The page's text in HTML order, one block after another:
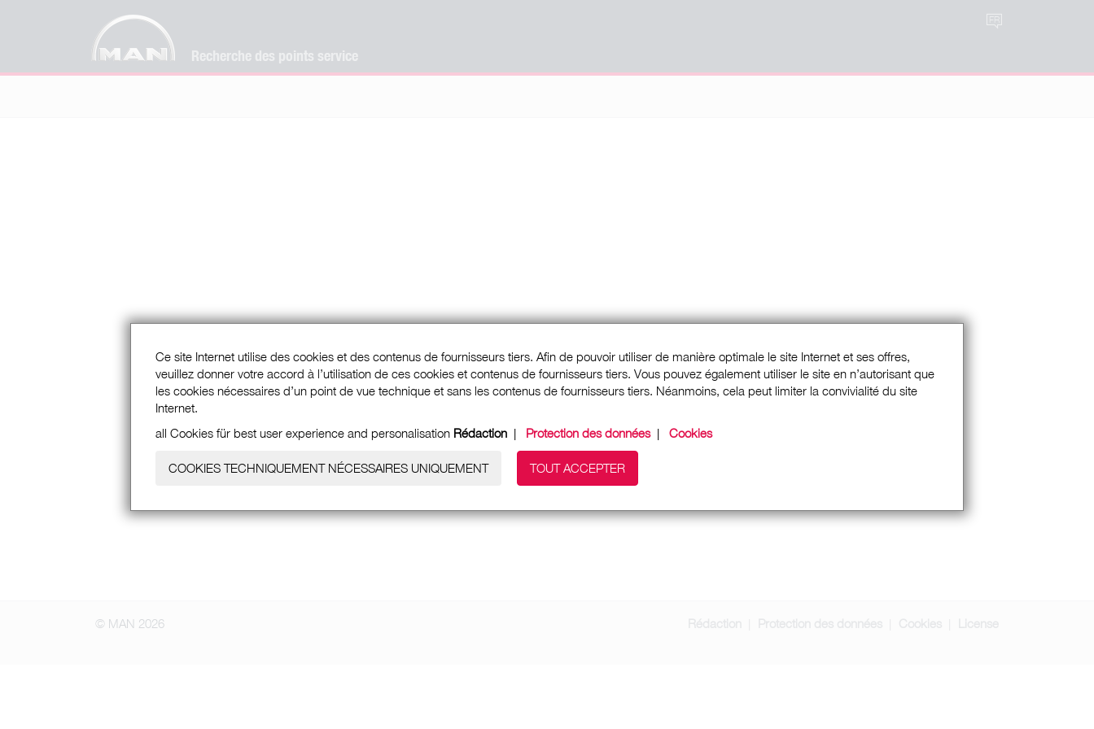
Recherche des points service
FR
Ce site Internet utilise des cookies et des contenus de fournisseurs tiers. Afin de pouvoir utiliser de manière optimale le site Internet et ses offres,
veuillez donner votre accord à l’utilisation de ces cookies et contenus de fournisseurs tiers. Vous pouvez également utiliser le site en n’autorisant que
les cookies nécessaires d’un point de vue technique et sans les contenus de fournisseurs tiers. Néanmoins, cela peut limiter la convivialité du site
Internet.
all Cookies für best user experience and personalisation Rédaction | Protection des données| Cookies
COOKIES TECHNIQUEMENT NÉCESSAIRES UNIQUEMENT TOUT ACCEPTER
© MAN 2026